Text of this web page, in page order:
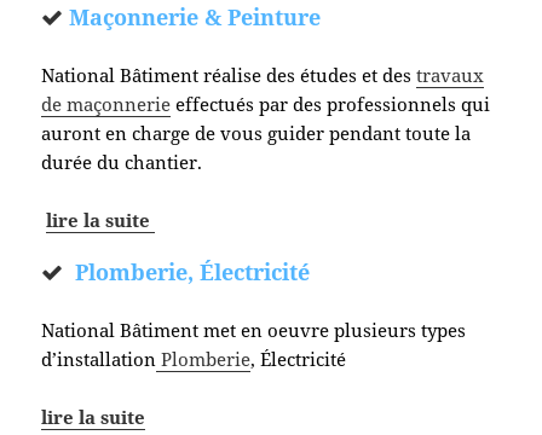
Maçonnerie & Peinture
National Bâtiment réalise des études et destravaux
de maçonnerie effectués par des professionnels qui
auront en charge de vous guider pendant toute la
durée du chantier.
lire la suite
Plomberie, Électricité
National Bâtiment met en oeuvre plusieurs types
d’installation Plomberie, Électricité
lire la suite